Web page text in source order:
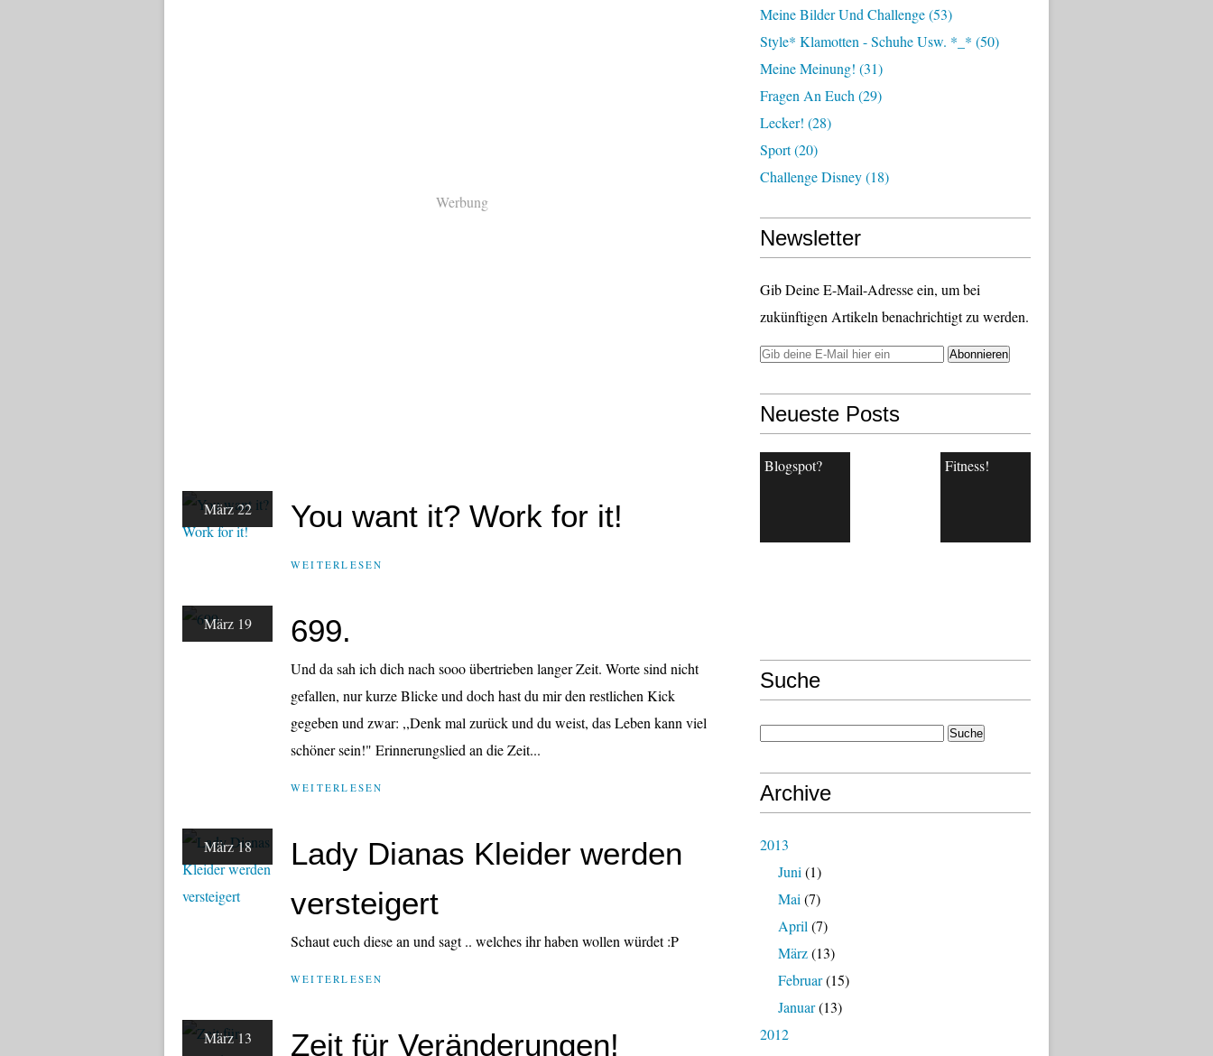
Werbung
März 22 You want it? Work for it!
WEITERLESEN
März 19 699.
Und da sah ich dich nach sooo übertrieben langer Zeit. Worte sind nicht
gefallen, nur kurze Blicke und doch hast du mir den restlichen Kick
gegeben und zwar: ,,Denk mal zurück und du weist, das Leben kann viel
schöner sein!" Erinnerungslied an die Zeit...
WEITERLESEN
März 18
Lady Dianas Kleider werden
versteigert
Schaut euch diese an und sagt .. welches ihr haben wollen würdet :P
WEITERLESEN
März 13 Zeit für Veränderungen!
Meine Bilder Und Challenge(53)
Style* Klamotten - Schuhe Usw. *_* (50)
Meine Meinung! (31)
Fragen An Euch (29)
Lecker! (28)
Sport(20)
Challenge Disney(18)
Newsletter
Gib Deine E-Mail-Adresse ein, um bei
zukünftigen Artikeln benachrichtigt zu werden.
Neueste Posts
Blogspot? Fitness!
Suche
Archive
2013
Juni (1)
Mai (7)
April (7)
März(13)
Februar(15)
Januar(13)
2012